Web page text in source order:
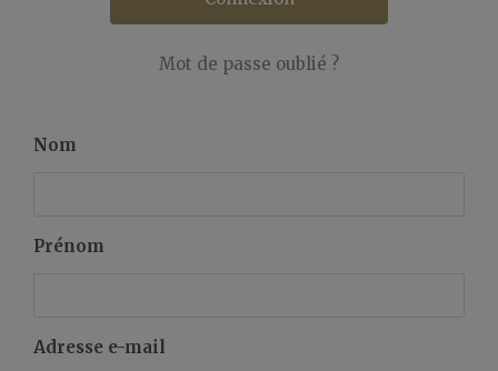
Mot de passe oublié ?
Nom
Prénom
Adresse e-mail